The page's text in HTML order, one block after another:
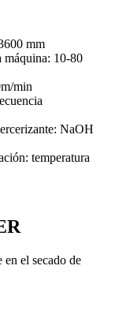
mm
máquina: 10-80
min
NaOH
temperatura
el secado de